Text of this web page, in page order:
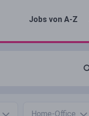
Jobs von A-Z
Home-Office